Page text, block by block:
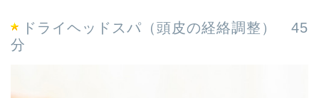
ドライヘッドスパ（頭皮の経絡調整） 45
分